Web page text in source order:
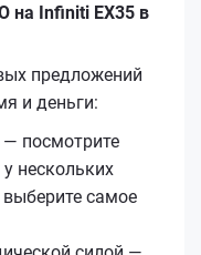
на Infiniti EX35 в
предложений
и деньги:
— посмотрите
нескольких
самое